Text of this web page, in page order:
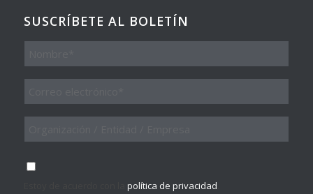
SUSCRÍBETE AL BOLETÍN
Nombre
Entidad
Empresa
Consentimiento
política de privacidad